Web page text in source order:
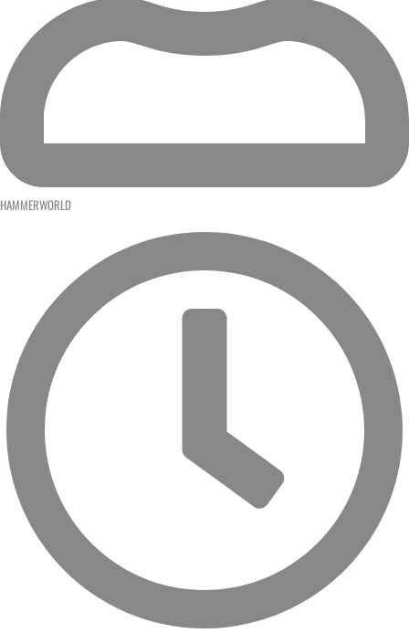
HAMMERWORLD